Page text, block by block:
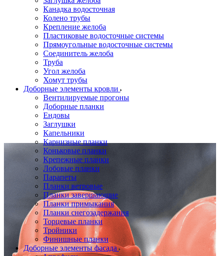
Канадка водосточная
Колено трубы
Крепление желоба
Пластиковые водосточные системы
Прямоугольные водосточные системы
Соединитель желоба
Труба
Угол желоба
Хомут трубы
Доборные элементы кровли
Вентилируемые прогоны
Доборные планки
Ендовы
Заглушки
Капельники
Карнизные планки
Коньковые планки
Крепежные планки
Лобовые планки
Парапеты
Планки ветровые
Планки завершающие
Планки примыкания
Планки снегозадержания
Торцевые планки
Тройники
Финишные планки
Доборные элементы фасада